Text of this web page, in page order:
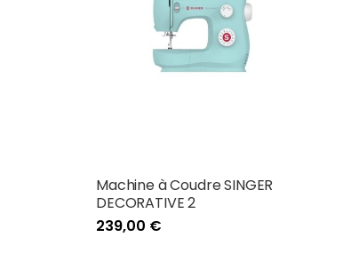
Machine à Coudre SINGER
DECORATIVE 2
239,00 €